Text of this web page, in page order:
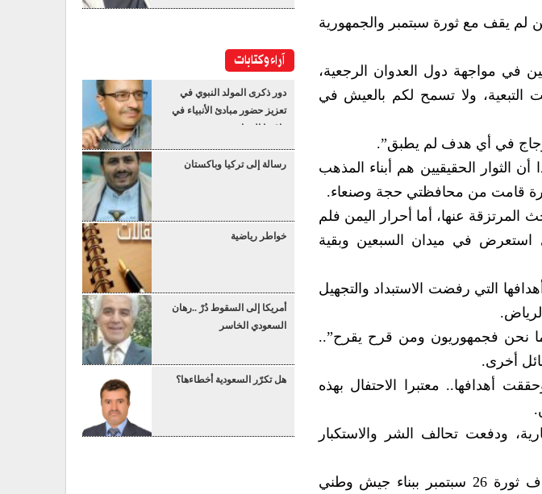
الأم.. مبيناً أن من لم يقف مع ثورة سبتمبر والجمهورية
كالبراكين في مواجهة دول العدوان الرجعية،
مؤكدا أن ثورة 26 سبتمبر رفضت التبعية، ولا تسمح لكم بالعيش في
أن الثوار الحقيقيين هم أبناء المذهب
قامت من محافظتي حجة وصنعاء.
عنها، أما أحرار اليمن فلم
استعرض في ميدان السبعين وبقية
تحقيق أهدافها التي رفضت الاستبداد والتجهيل
نحن فجمهوريون ومن قرح يقرح”..
أخرى.
أن ثورة 21 سبتمبر امتداد لثورة 26 سبتمبر وحققت أهدافها.. معتبرا الاحتفال بهذه
ودفعت تحالف الشر والاستكبار
فيما تطرق نائب وزير الزراعة إلى إنجازات ثورة 21 سبتمبر في تحقيق أهداف ثورة 26 سبتمبر ببناء جيش وطني
آراء وكتابات
دور ذكرى المولد النبوي في
تعزيز حضور مبادئ الأنبياء في
واقعنا المعاصر
رسالة إلى تركيا وباكستان
خواطر رياضية
أمريكا إلى السقوط دُرْ ..رهان
السعودي الخاسر
هل تكرّر السعودية أخطاءها؟